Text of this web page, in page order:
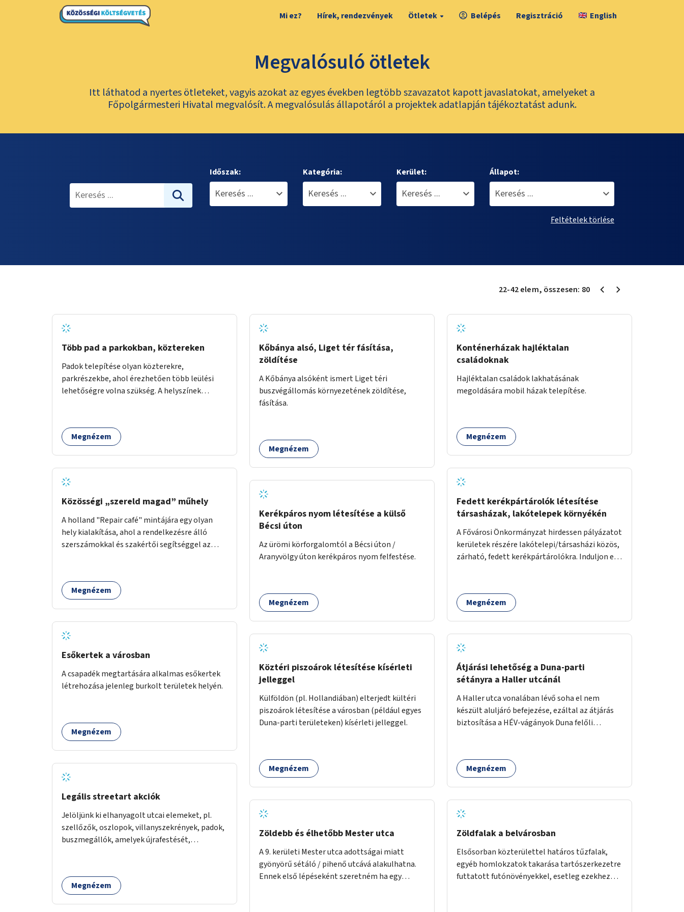
Mi ez? Hírek, rendezvények Ötletek Belépés Regisztráció English
Megvalósuló ötletek
Itt láthatod a nyertes ötleteket, vagyis azokat az egyes években legtöbb szavazatot kapott javaslatokat, amelyeket a
Főpolgármesteri Hivatal megvalósít. A megvalósulás állapotáról a projektek adatlapján tájékoztatást adunk.
Időszak: Kategória: Kerület: Állapot:
Feltételek törlése
22-42elem, összesen: 80
Több pad a parkokban, köztereken
Padok telepítése olyan közterekre,
parkrészekbe, ahol érezhetően több leülési
lehetőségre volna szükség. A helyszínek
Megnézem
Közösségi „szereld magad” műhely
A holland "Repair café" mintájára egy olyan
hely kialakítása, ahol a rendelkezésre álló
szerszámokkal és szakértői segítséggel az
arra, hogy a közösség tagjai is segítsenek
egymásnak, megosszák tudásukat.
Megnézem
Esőkertek a városban
A csapadék megtartására alkalmas esőkertek
létrehozása jelenleg burkolt területek helyén.
Megnézem
Legális streetart akciók
Jelöljünk ki elhanyagolt utcai elemeket, pl.
szellőzők, oszlopok, villanyszekrények, padok,
buszmegállók, amelyek újrafestését,
eszközökkel.
Megnézem
Kőbánya alsó, Liget tér fásítása,
zöldítése
A Kőbánya alsóként ismert Liget téri
buszvégállomás környezetének zöldítése,
fásítása.
Megnézem
Kerékpáros nyom létesítése a külső
Bécsi úton
Az ürömi körforgalomtól a Bécsi úton /
Aranyvölgy úton kerékpáros nyom felfestése.
Megnézem
Köztéri piszoárok létesítése kísérleti
jelleggel
Külföldön (pl. Hollandiában) elterjedt kültéri
piszoárok létesítése a városban (például egyes
Duna-parti területeken) kísérleti jelleggel.
Megnézem
Zöldebb és élhetőbb Mester utca
A 9. kerületi Mester utca adottságai miatt
gyönyörű sétáló / pihenő utcává alakulhatna.
Ennek első lépéseként szeretném ha egy
Konténerházak hajléktalan
családoknak
Hajléktalan családok lakhatásának
megoldására mobil házak telepítése.
Megnézem
Fedett kerékpártárolók létesítése
társasházak, lakótelepek környékén
A Fővárosi Önkormányzat hirdessen pályázatot
kerületek részére lakótelepi/társasházi közös,
zárható, fedett kerékpártárolókra. Induljon egy
számára az üzemeltetés.
Megnézem
Átjárási lehetőség a Duna-parti
sétányra a Haller utcánál
A Haller utca vonalában lévő soha el nem
készült aluljáró befejezése, ezáltal az átjárás
biztosítása a HÉV-vágányok Duna felőli
Megnézem
Zöldfalak a belvárosban
Elsősorban közterülettel határos tűzfalak,
egyéb homlokzatok takarása tartószerkezetre
futtatott futónövényekkel, esetleg ezekhez